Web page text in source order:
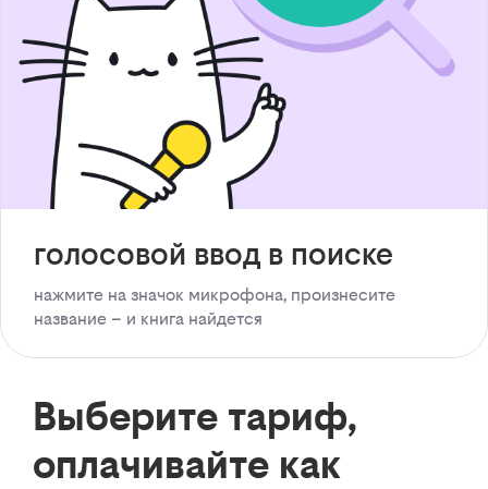
голосовой ввод в поиске
нажмите на значок микрофона, произнесите
название – и книга найдется
Выберите тариф,
оплачивайте как